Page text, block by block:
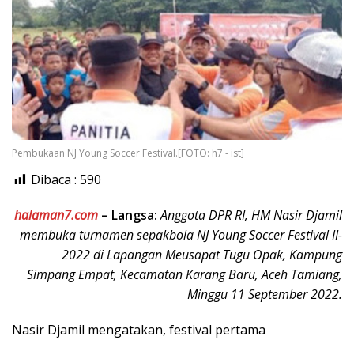
Pembukaan NJ Young Soccer Festival.[FOTO: h7 - ist]
Dibaca : 590
halaman7.com – Langsa: Anggota DPR RI, HM Nasir Djamil
membuka turnamen sepakbola NJ Young Soccer Festival II-
2022 di Lapangan Meusapat Tugu Opak, Kampung
Simpang Empat, Kecamatan Karang Baru, Aceh Tamiang,
Minggu 11 September 2022.
Nasir Djamil mengatakan, festival pertama